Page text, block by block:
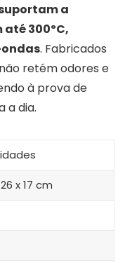
a
300ºC,
. Fabricados
retém odores e
à prova de
a dia.
x 17 cm